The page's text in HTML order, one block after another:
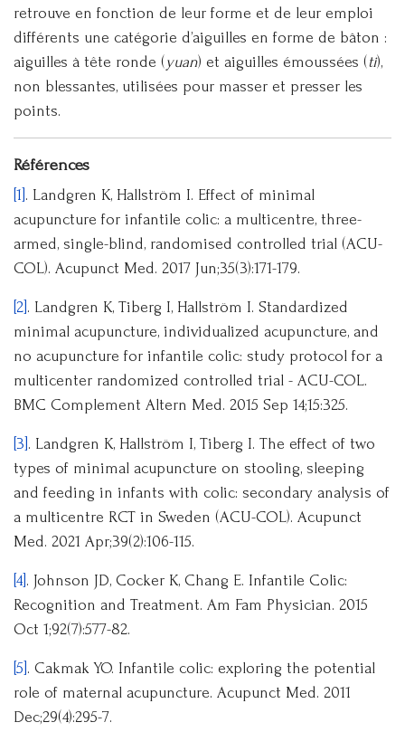
retrouve en fonction de leur forme et de leur emploi
différents une catégorie d’aiguilles en forme de bâton :
aiguilles à tête ronde (yuan) et aiguilles émoussées (ti),
non blessantes, utilisées pour masser et presser les
points.
Références
[1] . Landgren K, Hallström I. Effect of minimal
acupuncture for infantile colic: a multicentre, three-
armed, single-blind, randomised controlled trial (ACU-
COL). Acupunct Med. 2017 Jun;35(3):171-179.
[2] . Landgren K, Tiberg I, Hallström I. Standardized
minimal acupuncture, individualized acupuncture, and
no acupuncture for infantile colic: study protocol for a
multicenter randomized controlled trial - ACU-COL.
BMC Complement Altern Med. 2015 Sep 14;15:325.
[3] . Landgren K, Hallström I, Tiberg I. The effect of two
types of minimal acupuncture on stooling, sleeping
and feeding in infants with colic: secondary analysis of
a multicentre RCT in Sweden (ACU-COL). Acupunct
Med. 2021 Apr;39(2):106-115.
[4] . Johnson JD, Cocker K, Chang E. Infantile Colic:
Recognition and Treatment. Am Fam Physician. 2015
Oct 1;92(7):577-82.
[5] . Cakmak YO. Infantile colic: exploring the potential
role of maternal acupuncture. Acupunct Med. 2011
Dec;29(4):295-7.